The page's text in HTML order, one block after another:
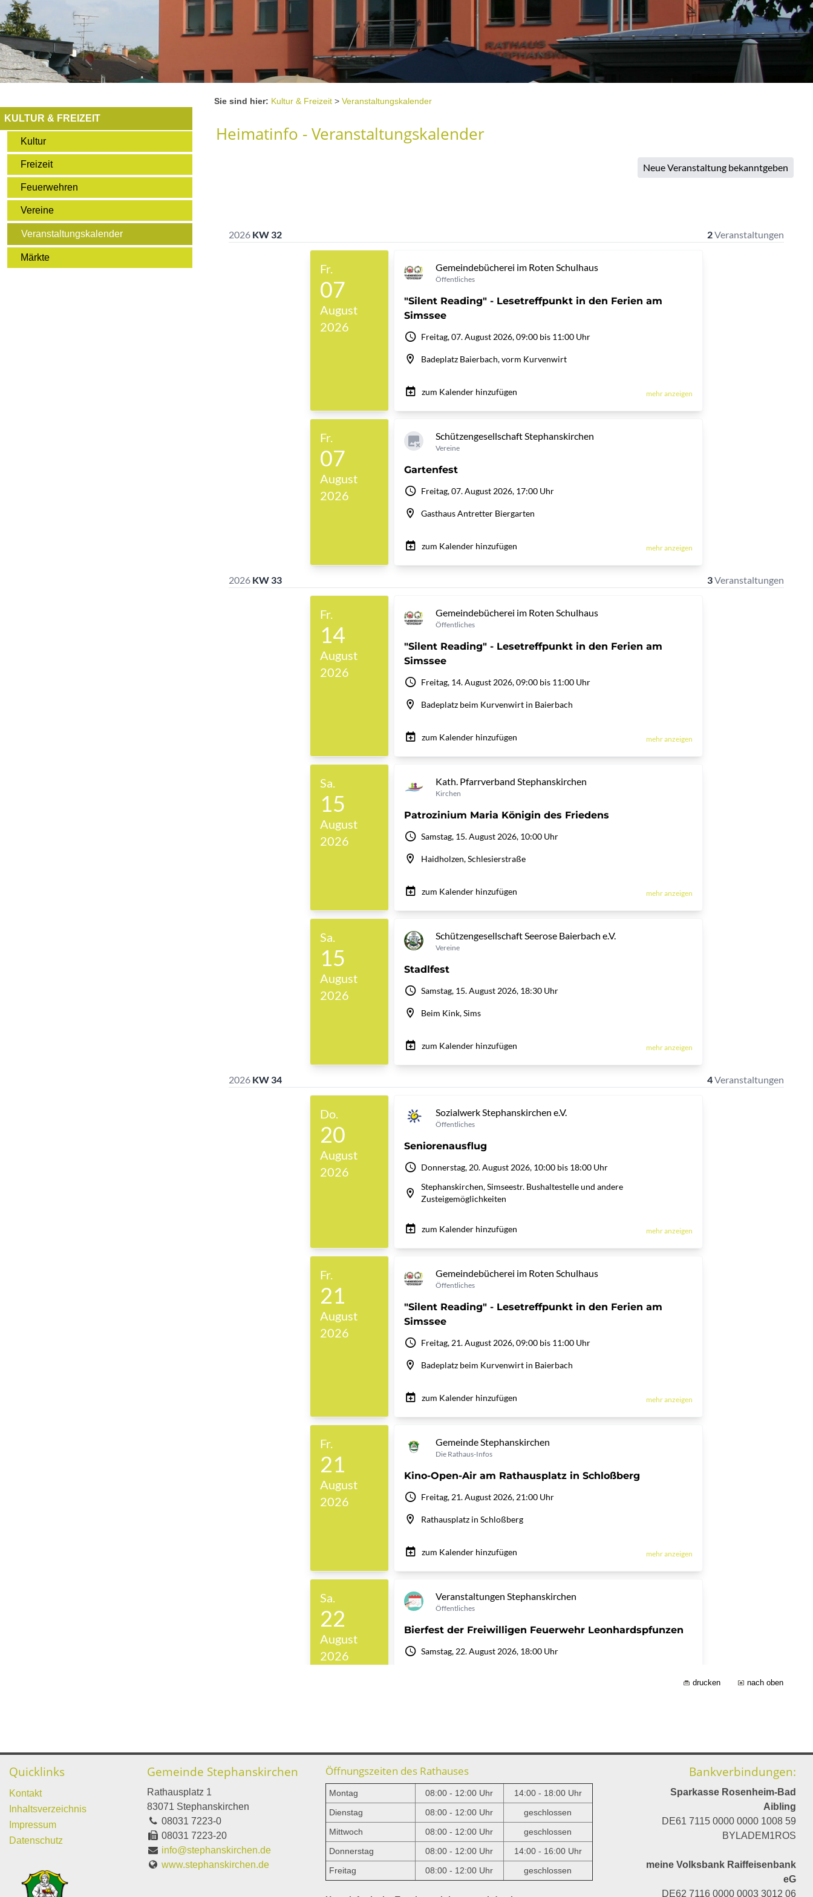
KULTUR & FREIZEIT
Kultur
Freizeit
Feuerwehren
Vereine
Veranstaltungskalender
Märkte
Sie sind hier: Kultur & Freizeit > Veranstaltungskalender
Heimatinfo - Veranstaltungskalender
drucken nach oben
Quicklinks
Kontakt
Inhaltsverzeichnis
Impressum
Datenschutz
Gemeinde Stephanskirchen
Rathausplatz 1
83071 Stephanskirchen
08031 7223-0
08031 7223-20
info@stephanskirchen.de
www.stephanskirchen.de
Öffnungszeiten des Rathauses
Montag 08:00 - 12:00 Uhr
14:00 - 18:00 Uhr
Dienstag
08:00 - 12:00 Uhr
geschlossen
Mittwoch
08:00 - 12:00 Uhr
geschlossen
Donnerstag
08:00 - 12:00 Uhr
14:00 - 16:00 Uhr
Freitag
08:00 - 12:00 Uhr geschlossen
Bankverbindungen:
Sparkasse Rosenheim-Bad
Aibling
DE61 7115 0000 0000 1008 59
BYLADEM1ROS
meine Volksbank Raiffeisenbank
eG
DE62 7116 0000 0003 3012 06